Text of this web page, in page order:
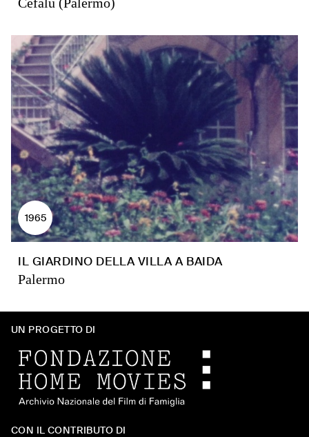
1965
IL GIARDINO DELLA VILLA A BAIDA
Palermo
UN PROGETTO DI
CON IL CONTRIBUTO DI